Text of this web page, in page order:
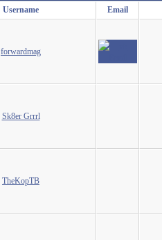
Username Email
forwardmag
Sk8er Grrrl
TheKopTB